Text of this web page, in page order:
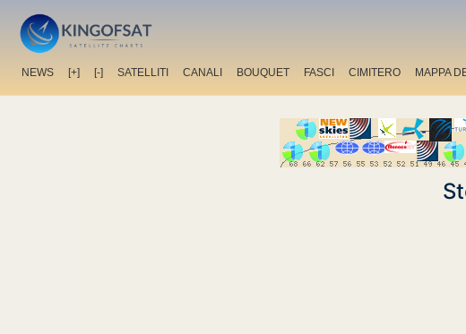
NEWS [+] [-] SATELLITI CANALI BOUQUET FASCI CIMITERO MAPPA